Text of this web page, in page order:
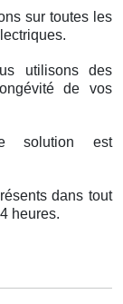
sur toutes les
utilisons des
de vos
solution est
dans tout
heures.